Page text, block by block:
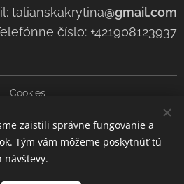
talianskakrytina@gmail.com
číslo: +421908123937
Cookies
Lingue
Čeština Italiano
zaistili správne fungovanie a
Tým vám môžeme poskytnúť tú
návštevy.